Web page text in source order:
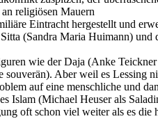
religiösen Mauern
Eintracht hergestellt und
(Sandra Maria Huimann)
wie der Daja (Anke
Aber weil es Lessing
auf eine menschliche und
(Michael Heuser als
oft schon viel weiter als es die